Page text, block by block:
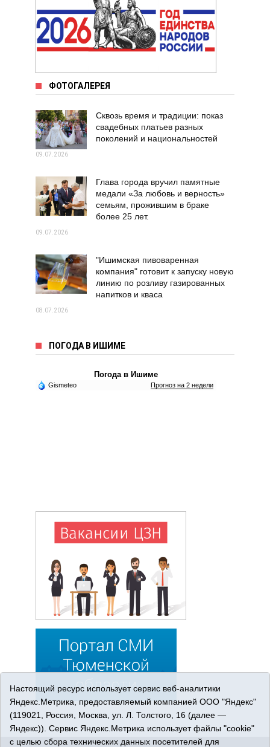
ФОТОГАЛЕРЕЯ
Сквозь время и традиции: показ
свадебных платьев разных
поколений и национальностей
09.07.2026
Глава города вручил памятные
медали «За любовь и верность»
семьям, прожившим в браке
более 25 лет.
09.07.2026
"Ишимская пивоваренная
компания" готовит к запуску новую
линию по розливу газированных
напитков и кваса
08.07.2026
ПОГОДА В ИШИМЕ
Погода в Ишиме
Gismeteo Прогноз на 2 недели
Настоящий ресурс использует сервис веб-аналитики
Яндекс.Метрика, предоставляемый компанией ООО "Яндекс"
(119021, Россия, Москва, ул. Л. Толстого, 16 (далее —
Яндекс)). Сервис Яндекс.Метрика использует файлы "cookie"
с целью сбора технических данных посетителей для